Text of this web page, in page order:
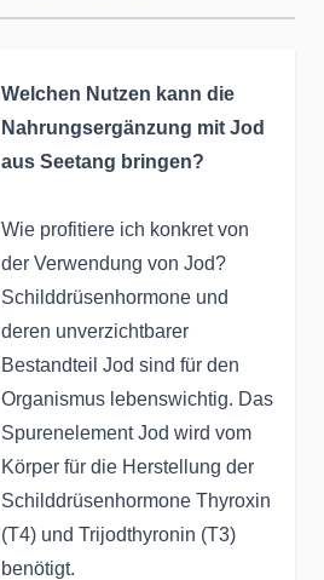
Welchen Nutzen kann die
Nahrungsergänzung mit Jod
aus Seetang bringen?
Wie profitiere ich konkret von
der Verwendung von Jod?
Schilddrüsenhormone und
deren unverzichtbarer
Bestandteil Jod sind für den
Organismus lebenswichtig. Das
Spurenelement Jod wird vom
Körper für die Herstellung der
Schilddrüsenhormone Thyroxin
(T4) und Trijodthyronin (T3)
benötigt.